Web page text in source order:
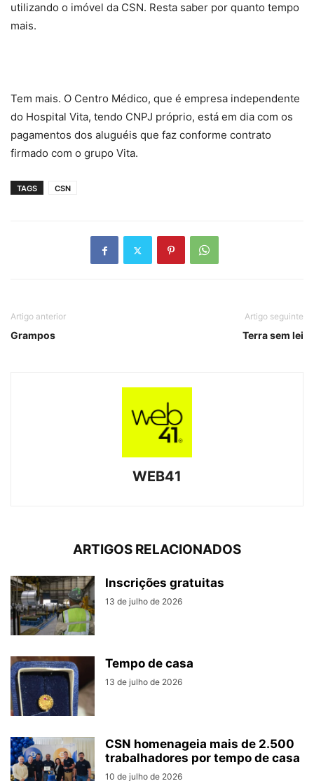
utilizando o imóvel da CSN. Resta saber por quanto tempo
mais.
Tem mais. O Centro Médico, que é empresa independente
do Hospital Vita, tendo CNPJ próprio, está em dia com os
pagamentos dos aluguéis que faz conforme contrato
firmado com o grupo Vita.
TAGS CSN
Artigo anterior
Grampos
Artigo seguinte
Terra sem lei
WEB41
ARTIGOS RELACIONADOS
Inscrições gratuitas
13 de julho de 2026
Tempo de casa
13 de julho de 2026
CSN homenageia mais de 2.500
trabalhadores por tempo de casa
10 de julho de 2026